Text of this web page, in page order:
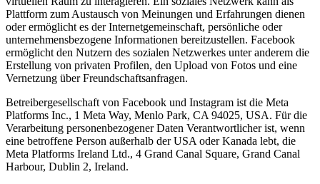
Plattform zum Austausch von Meinungen und Erfahrungen dienen
oder ermöglicht es der Internetgemeinschaft, persönliche oder
unternehmensbezogene Informationen bereitzustellen. Facebook
ermöglicht den Nutzern des sozialen Netzwerkes unter anderem die
Erstellung von privaten Profilen, den Upload von Fotos und eine
Vernetzung über Freundschaftsanfragen.
Betreibergesellschaft von Facebook und Instagram ist die Meta
Platforms Inc., 1 Meta Way, Menlo Park, CA 94025, USA. Für die
Verarbeitung personenbezogener Daten Verantwortlicher ist, wenn
eine betroffene Person außerhalb der USA oder Kanada lebt, die
Meta Platforms Ireland Ltd., 4 Grand Canal Square, Grand Canal
Harbour, Dublin 2, Ireland.